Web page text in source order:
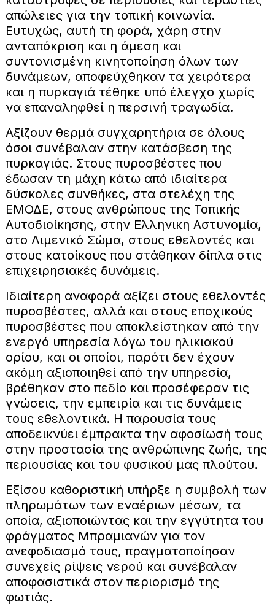
απώλειες για την τοπική κοινωνία.
Ευτυχώς, αυτή τη φορά, χάρη στην
ανταπόκριση και η άμεση και
συντονισμένη κινητοποίηση όλων των
δυνάμεων, αποφεύχθηκαν τα χειρότερα
και η πυρκαγιά τέθηκε υπό έλεγχο χωρίς
να επαναληφθεί η περσινή τραγωδία.
Αξίζουν θερμά συγχαρητήρια σε όλους
όσοι συνέβαλαν στην κατάσβεση της
πυρκαγιάς. Στους πυροσβέστες που
έδωσαν τη μάχη κάτω από ιδιαίτερα
δύσκολες συνθήκες, στα στελέχη της
ΕΜΟΔΕ, στους ανθρώπους της Τοπικής
Αυτοδιοίκησης, στην Ελληνικη Αστυνομία,
στο Λιμενικό Σώμα, στους εθελοντές και
στους κατοίκους που στάθηκαν δίπλα στις
επιχειρησιακές δυνάμεις.
Ιδιαίτερη αναφορά αξίζει στους εθελοντές
πυροσβέστες, αλλά και στους εποχικούς
πυροσβέστες που αποκλείστηκαν από την
ενεργό υπηρεσία λόγω του ηλικιακού
ορίου, και οι οποίοι, παρότι δεν έχουν
ακόμη αξιοποιηθεί από την υπηρεσία,
βρέθηκαν στο πεδίο και προσέφεραν τις
γνώσεις, την εμπειρία και τις δυνάμεις
τους εθελοντικά. Η παρουσία τους
αποδεικνύει έμπρακτα την αφοσίωσή τους
στην προστασία της ανθρώπινης ζωής, της
περιουσίας και του φυσικού μας πλούτου.
Εξίσου καθοριστική υπήρξε η συμβολή των
πληρωμάτων των εναέριων μέσων, τα
οποία, αξιοποιώντας και την εγγύτητα του
φράγματος Μπραμιανών για τον
ανεφοδιασμό τους, πραγματοποίησαν
συνεχείς ρίψεις νερού και συνέβαλαν
αποφασιστικά στον περιορισμό της
φωτιάς.